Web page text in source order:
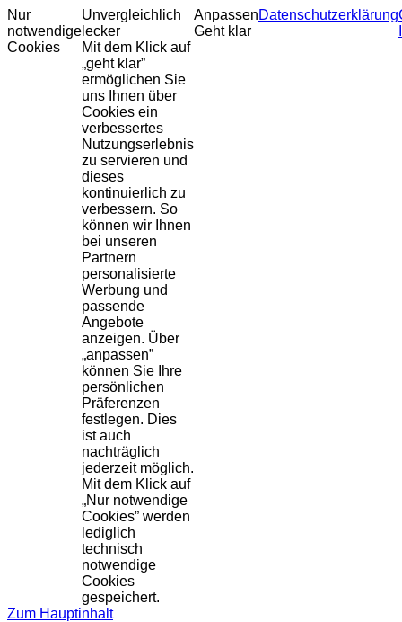
Nur
notwendige
Cookies
Unvergleichlich
lecker
Mit dem Klick auf
„geht klar”
ermöglichen Sie
uns Ihnen über
Cookies ein
verbessertes
Nutzungserlebnis
zu servieren und
dieses
kontinuierlich zu
verbessern. So
können wir Ihnen
bei unseren
Partnern
personalisierte
Werbung und
passende
Angebote
anzeigen. Über
„anpassen”
können Sie Ihre
persönlichen
Präferenzen
festlegen. Dies
ist auch
nachträglich
jederzeit möglich.
Mit dem Klick auf
„Nur notwendige
Cookies” werden
lediglich
technisch
notwendige
Cookies
gespeichert.
Anpassen
Geht klar
Datenschutzerklärung
Zum Hauptinhalt